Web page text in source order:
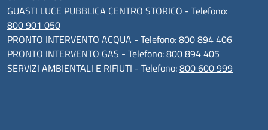
GUASTI LUCE PUBBLICA CENTRO STORICO - Telefono:
800 901 050
PRONTO INTERVENTO ACQUA - Telefono:800 894 406
PRONTO INTERVENTO GAS - Telefono:800 894 405
SERVIZI AMBIENTALI E RIFIUTI - Telefono:800 600 999